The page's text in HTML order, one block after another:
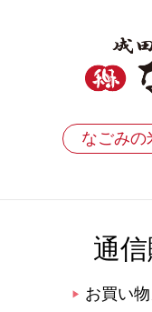
なごみ
通
▶ お買い